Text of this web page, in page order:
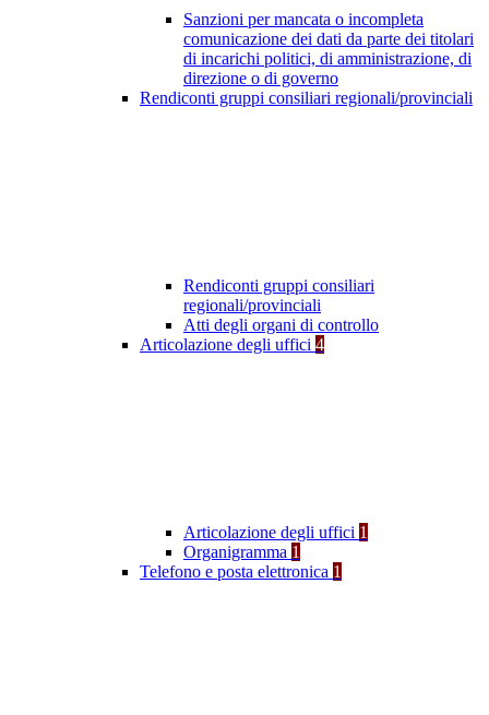
Sanzioni per mancata o incompleta
comunicazione dei dati da parte dei titolari
di incarichi politici, di amministrazione, di
direzione o di governo
Rendiconti gruppi consiliari regionali/provinciali
Rendiconti gruppi consiliari
regionali/provinciali
Atti degli organi di controllo
Articolazione degli uffici 4
Articolazione degli uffici 1
Organigramma 1
Telefono e posta elettronica 1